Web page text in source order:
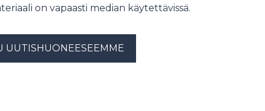
on vapaasti median käytettävissä.
UUTISHUONEESEEMME